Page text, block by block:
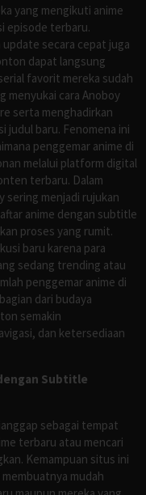
yang mengikuti anime
episode terbaru.
update secara cepat juga
dapat langsung
favorit mereka sudah
menyukai cara Anoboy
serta menghadirkan
judul baru. Fenomena ini
penggemar anime di
melalui platform digital
terbaru. Dalam
sering menjadi rujukan
anime dengan subtitle
proses yang rumit.
baru karena para
sedang trending atau
penggemar anime di
dari budaya
semakin
dan ketersediaan
Subtitle
sebagai tempat
terbaru atau mencari
Kemampuan situs ini
mudah